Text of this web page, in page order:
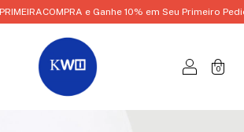
e Ganhe 10% em Seu Primeiro Pedido!
0